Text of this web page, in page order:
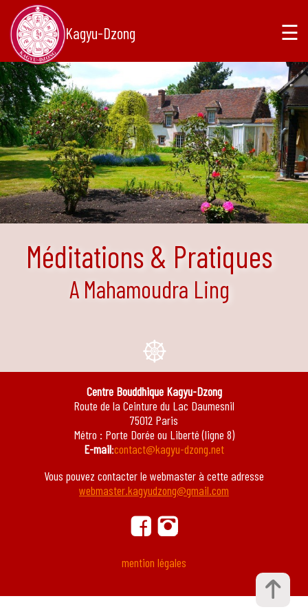
Kagyu-Dzong ☰
Méditations & Pratiques
A Mahamoudra Ling
e
Centre Bouddhique Kagyu-Dzong
Route de la Ceinture du Lac Daumesnil
75012 Paris
Métro : Porte Dorée ou Liberté (ligne 8)
E-mail:contact@kagyu-dzong.net
Vous pouvez contacter le webmaster à cette adresse
webmaster.kagyudzong@gmail.com
ä ġ
mention légales
ï